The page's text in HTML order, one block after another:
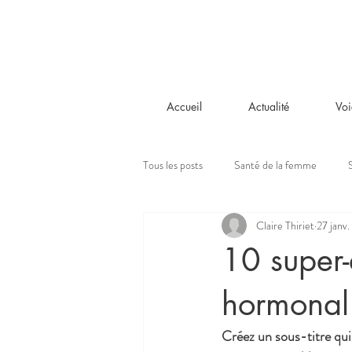
Accueil Actualité
Tous les posts Santé de la femme
10
hormonal
Claire Thiriet 27
Créez un sous-titre